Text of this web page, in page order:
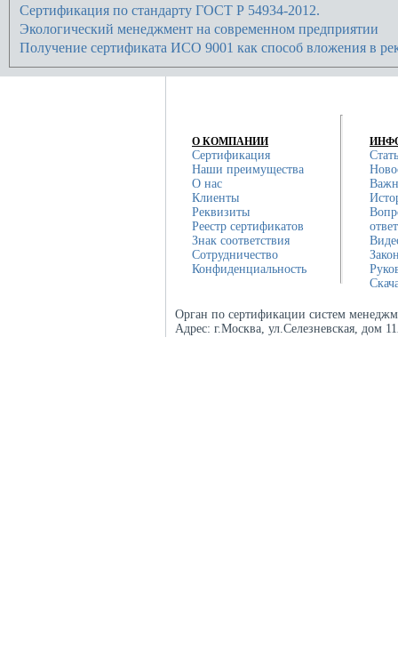
Сертификация по стандарту ГОСТ Р 54934-2012.
Экологический менеджмент на современном предприятии
Получение сертификата ИСО 9001 как способ вложения в
О КОМПАНИИ
Сертификация
Наши преимущества
О нас
Клиенты
Реквизиты
Реестр сертификатов
Знак соответствия
Сотрудничество
Конфиденциальность
Орган по сертификации систем
Адрес: г.Москва, ул.Селезневская, дом